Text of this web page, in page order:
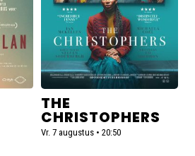
THE
CHRISTOPHERS
Vr. 7 augustus • 20:50